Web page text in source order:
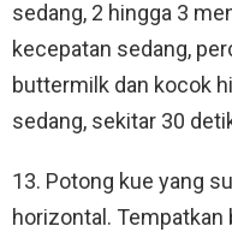
sedang, 2 hingga 3
kecepatan sedang,
buttermilk dan kocok
sedang, sekitar 30
13. Potong kue yang
horizontal. Tempatkan